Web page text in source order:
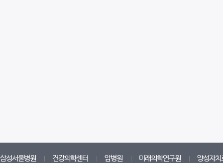
삼성서울병원 건강의학센터 암병원 미래의학연구원 양성자치